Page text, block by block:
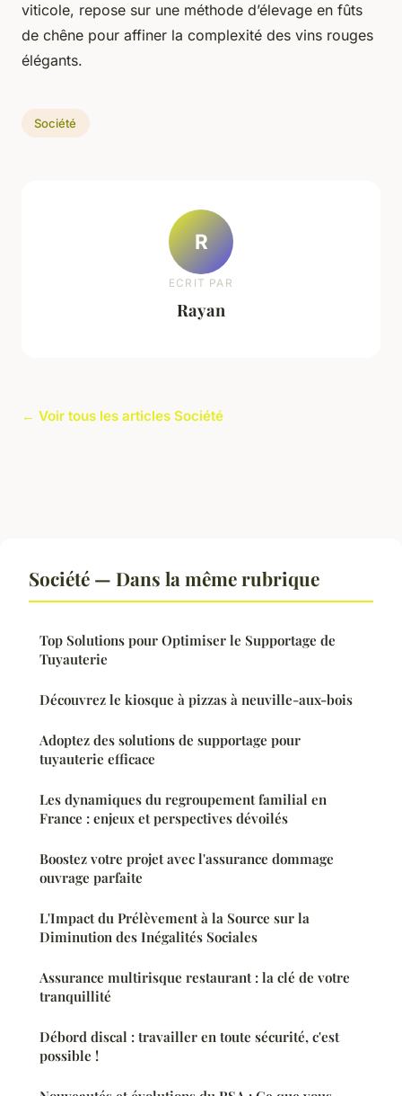
viticole, repose sur une méthode d’élevage en fûts
de chêne pour affiner la complexité des vins rouges
élégants.
Société
R
ECRIT PAR
Rayan
← Voir tous les articles Société
Société — Dans la même rubrique
Top Solutions pour Optimiser le Supportage de
Tuyauterie
Découvrez le kiosque à pizzas à neuville-aux-bois
Adoptez des solutions de supportage pour
tuyauterie efficace
Les dynamiques du regroupement familial en
France : enjeux et perspectives dévoilés
Boostez votre projet avec l'assurance dommage
ouvrage parfaite
L'Impact du Prélèvement à la Source sur la
Diminution des Inégalités Sociales
Assurance multirisque restaurant : la clé de votre
tranquillité
Débord discal : travailler en toute sécurité, c'est
possible !